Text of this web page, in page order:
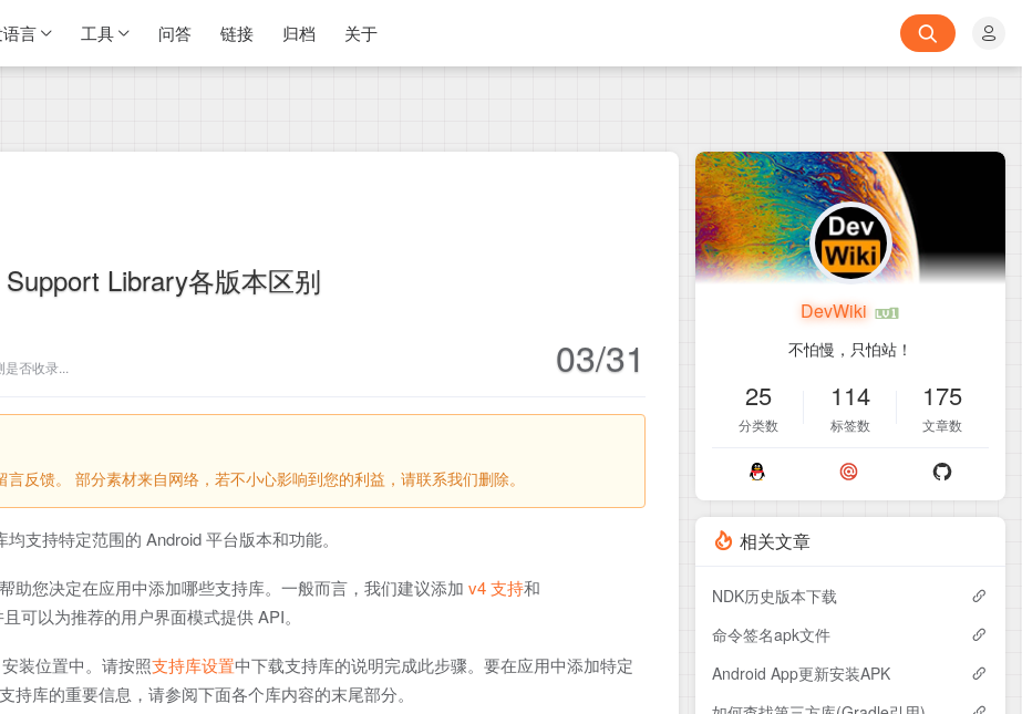
言 工具 问答 链接 归档 关于
Library各版本区别
是否收录... 03/31
反馈。 部分素材来自网络，若不小心影响到您的利益，请联系我们删除。
支持特定范围的 Android 平台版本和功能。
助您决定在应用中添加哪些支持库。一般而言，我们建议添加 v4 支持和
可以为推荐的用户界面模式提供 API。
装位置中。请按照支持库设置中下载支持库的说明完成此步骤。要在应用中添加特定
库的重要信息，请参阅下面各个库内容的末尾部分。
DevWiki
不怕慢，只怕站！
25
分类数
114
标签数
175
文章数
相关文章
NDK历史版本下载
命令签名apk文件
Android App更新安装APK